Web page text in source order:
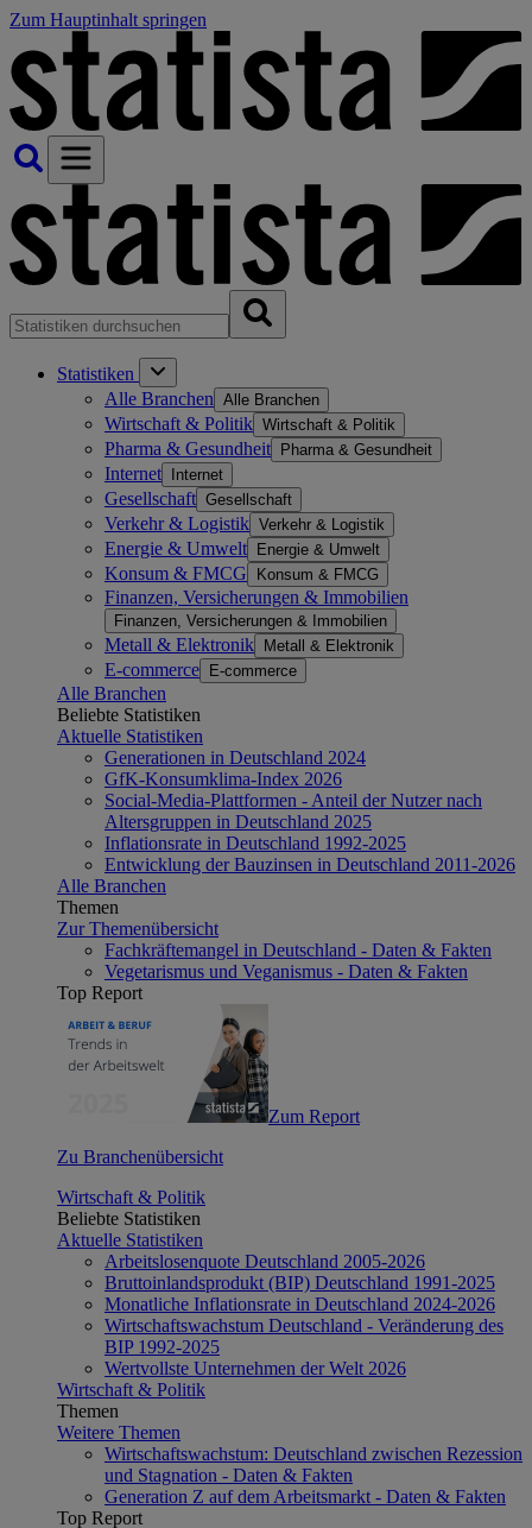
Zum Hauptinhalt springen
Statistiken
Alle Branchen Alle Branchen
Wirtschaft & Politik Wirtschaft & Politik
Pharma & Gesundheit Pharma & Gesundheit
Internet Internet
Gesellschaft Gesellschaft
Verkehr & Logistik Verkehr & Logistik
Energie & Umwelt Energie & Umwelt
Konsum & FMCG Konsum & FMCG
Finanzen, Versicherungen & Immobilien
Finanzen, Versicherungen & Immobilien
Metall & Elektronik Metall & Elektronik
E-commerce E-commerce
Alle Branchen
Beliebte Statistiken
Aktuelle Statistiken
Generationen in Deutschland 2024
GfK-Konsumklima-Index 2026
Social-Media-Plattformen - Anteil der Nutzer nach
Altersgruppen in Deutschland 2025
Inflationsrate in Deutschland 1992-2025
Entwicklung der Bauzinsen in Deutschland 2011-2026
Alle Branchen
Themen
Zur Themenübersicht
Fachkräftemangel in Deutschland - Daten & Fakten
Vegetarismus und Veganismus - Daten & Fakten
Top Report
Zum Report
Zu Branchenübersicht
Wirtschaft & Politik
Beliebte Statistiken
Aktuelle Statistiken
Arbeitslosenquote Deutschland 2005-2026
Bruttoinlandsprodukt (BIP) Deutschland 1991-2025
Monatliche Inflationsrate in Deutschland 2024-2026
Wirtschaftswachstum Deutschland - Veränderung des
BIP 1992-2025
Wertvollste Unternehmen der Welt 2026
Wirtschaft & Politik
Themen
Weitere Themen
Wirtschaftswachstum: Deutschland zwischen Rezession
und Stagnation - Daten & Fakten
Generation Z auf dem Arbeitsmarkt - Daten & Fakten
Top Report